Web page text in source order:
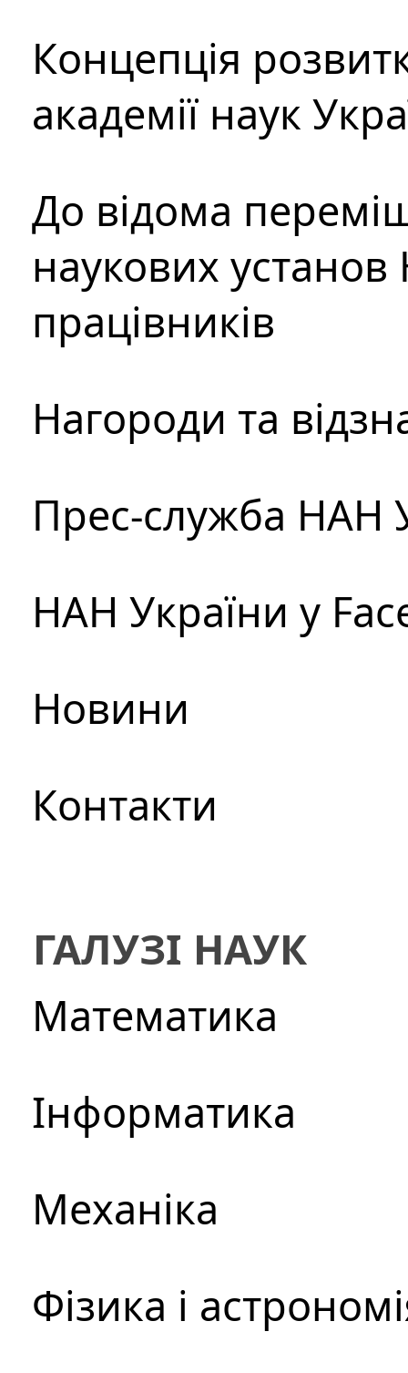
Концепція
академії наук
До відома
наукових установ
працівників
Нагороди та
Прес-служба НАН
НАН України у
Новини
Контакти
ГАЛУЗІ НАУК
Математика
Інформатика
Механіка
Фізика і